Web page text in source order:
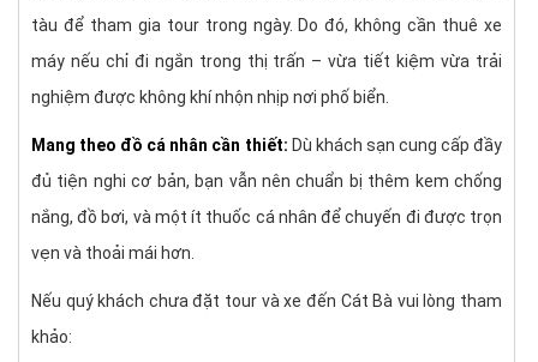
tàu để tham gia tour trong ngày. Do đó, không cần thuê xe
máy nếu chỉ đi ngắn trong thị trấn – vừa tiết kiệm vừa trải
nghiệm được không khí nhộn nhịp nơi phố biển.
Mang theo đồ cá nhân cần thiết: Dù khách sạn cung cấp đầy
đủ tiện nghi cơ bản, bạn vẫn nên chuẩn bị thêm kem chống
nắng, đồ bơi, và một ít thuốc cá nhân để chuyến đi được trọn
vẹn và thoải mái hơn.
Nếu quý khách chưa đặt tour và xe đến Cát Bà vui lòng tham
khảo: